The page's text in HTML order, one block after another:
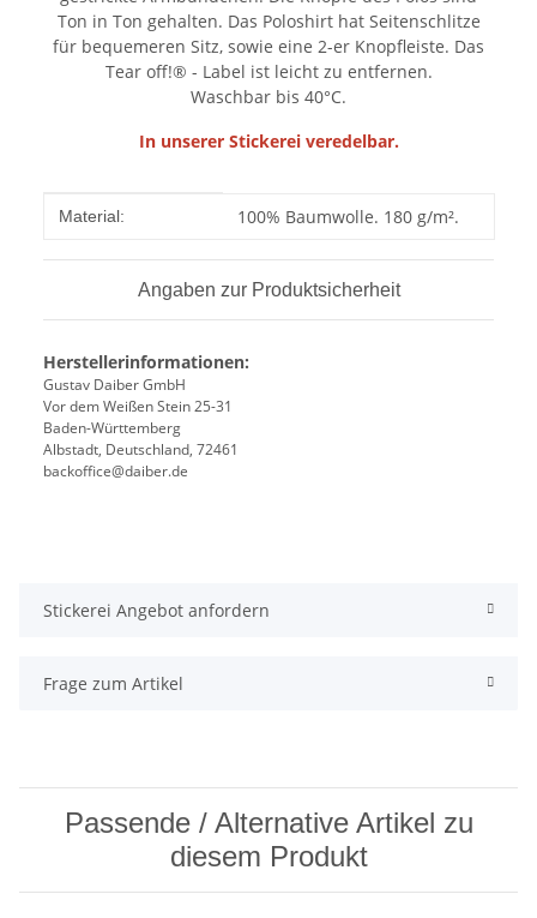
Ton in Ton gehalten. Das Poloshirt hat Seitenschlitze
für bequemeren Sitz, sowie eine 2-er Knopfleiste. Das
Tear off!® - Label ist leicht zu entfernen.
Waschbar bis 40°C.
In unserer Stickerei veredelbar.
Produkteigenschaft
Wert
Material: 100% Baumwolle. 180 g/m².
Angaben zur Produktsicherheit
Herstellerinformationen:
Gustav Daiber GmbH
Vor dem Weißen Stein 25-31
Baden-Württemberg
Albstadt, Deutschland, 72461
backoffice@daiber.de
Stickerei Angebot anfordern
Frage zum Artikel
Passende / Alternative Artikel zu
diesem Produkt